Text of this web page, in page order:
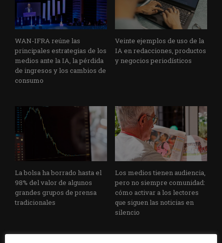
WAN-IFRA reúne las
principales estrategias de los
medios ante la IA, la pérdida
de ingresos y los cambios de
consumo
Veinte ejemplos de uso de la
IA en redacciones, productos
y negocios periodísticos
La bolsa ha borrado hasta el
98% del valor de algunos
grandes grupos de prensa
tradicionales
Los medios tienen audiencia,
pero no siempre comunidad:
cómo activar a los lectores
que siguen las noticias en
silencio